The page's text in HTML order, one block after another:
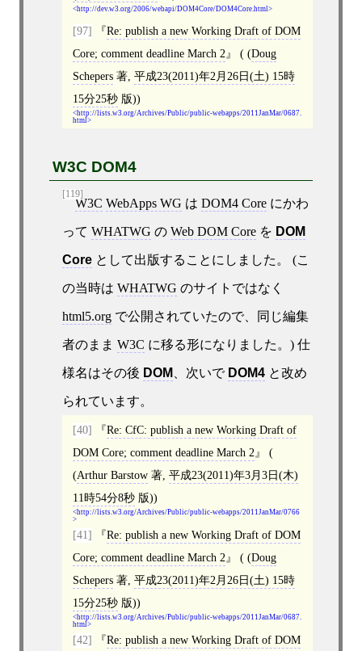
http://dev.w3.org/2006/webapi/DOM4Core/DOM4Core.html
[97]
Re: publish a new Working Draft of DOM
Core; comment deadline March 2
( (Doug
Schepers著, 平成23(2011)年2月26日(土) 15時
15分25秒版))
http://lists.w3.org/Archives/Public/public-webapps/2011JanMar/0687.
html
W3C DOM4
[119]
W3C WebApps WG は DOM4 Coreにかわ
って WHATWG の Web DOM Coreを DOM
Coreとして出版することにしました。 (こ
の当時は WHATWG のサイトではなく
html5.orgで公開されていたので、同じ編集
者のまま W3C に移る形になりました。) 仕
様名はその後 DOM 、次いで DOM4と改め
られています。
[40]
Re: CfC: publish a new Working Draft of
DOM Core; comment deadline March 2
(
(Arthur Barstow著, 平成23(2011)年3月3日(木)
11時54分8秒版))
http://lists.w3.org/Archives/Public/public-webapps/2011JanMar/0766
[41]
Re: publish a new Working Draft of DOM
Core; comment deadline March 2
( (Doug
Schepers著, 平成23(2011)年2月26日(土) 15時
15分25秒版))
http://lists.w3.org/Archives/Public/public-webapps/2011JanMar/0687.
html
[42]
Re: publish a new Working Draft of DOM